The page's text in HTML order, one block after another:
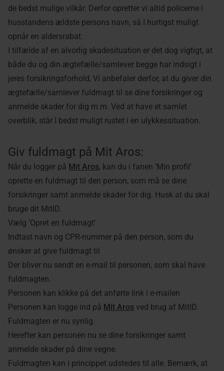
de bedst mulige vilkår. Derfor opretter vi altid policerne i
husstandens ældste persons navn, så I hurtigst muligt
opnår en aldersrabat.
I tilfælde af en alvorlig skadesituation er det dog vigtigt, at
både du og din ægtefælle/samlever begge har indsigt i
jeres forsikringsforhold, Vi anbefaler derfor, at du giver din
ægtefælle/samlever fuldmagt til se dine forsikringer og
anmelde skader for dig m.m. Ved at have et samlet
overblik, står I bedst muligt rustet i en ulykkessituation.
Giv fuldmagt på Mit Aros:
Når du logger på Mit Aros, kan du i fanen ’Min profil’
oprette en fuldmagt til den person, som må se dine
forsikringer samt anmelde skader for dig. Husk at du skal
bruge dit MitID.
Vælg ’Opret en fuldmagt’
Indtast navn og CPR-nummer på den person, som du
ønsker at give fuldmagt til
Der bliver nu sendt en e-mail til personen, som skal have
fuldmagten.
Personen kan klikke på det anførte link i e-mailen
Personen kan logge ind på Mit Aros ved brug af MitID.
Fuldmagten er nu synlig.
Herefter kan personen nu se dine forsikringer samt
anmelde skader på dine vegne.
Fuldmagten kan i princippet udstedes til alle. Bemærk, at